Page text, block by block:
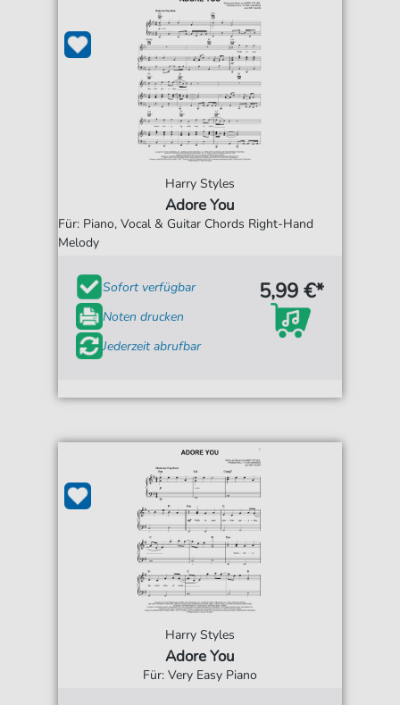
Harry Styles
Adore You
Für: Piano, Vocal & Guitar Chords Right-Hand
Melody
Sofort verfügbar
Noten drucken
Jederzeit abrufbar
5,99 €*
Harry Styles
Adore You
Für: Very Easy Piano